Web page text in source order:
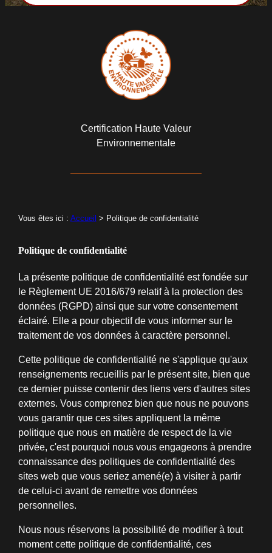
Certification Haute Valeur
Environnementale
Vous êtes ici : Accueil > Politique de confidentialité
Politique de confidentialité
La présente politique de confidentialité est fondée sur
le Règlement UE 2016/679 relatif à la protection des
données (RGPD) ainsi que sur votre consentement
éclairé. Elle a pour objectif de vous informer sur le
traitement de vos données à caractère personnel.
Cette politique de confidentialité ne s'applique qu'aux
renseignements recueillis par le présent site, bien que
ce dernier puisse contenir des liens vers d'autres sites
externes. Vous comprenez bien que nous ne pouvons
vous garantir que ces sites appliquent la même
politique que nous en matière de respect de la vie
privée, c'est pourquoi nous vous engageons à prendre
connaissance des politiques de confidentialité des
sites web que vous seriez amené(e) à visiter à partir
de celui-ci avant de remettre vos données
personnelles.
Nous nous réservons la possibilité de modifier à tout
moment cette politique de confidentialité, ces